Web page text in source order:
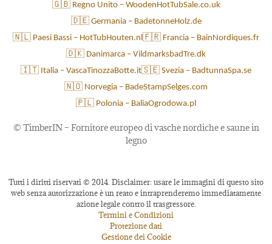
🇬🇧 Regno Unito – WoodenHotTubSale.co.uk
🇩🇪 Germania – BadetonneHolz.de
🇳🇱 Paesi Bassi – HotTubHouten.nl🇫🇷 Francia – BainNordiques.fr
🇩🇰 Danimarca – VildmarksbadTre.dk
🇮🇹 Italia – VascaTinozzaBotte.it🇸🇪 Svezia – BadtunnaSpa.se
🇳🇴 Norvegia – BadeStampSelges.com
🇵🇱 Polonia – BaliaOgrodowa.pl
© TimberIN – Fornitore europeo di vasche nordiche e saune in
legno
Tutti i diritti riservati © 2014. Disclaimer: usare le immagini di questo sito
web senza autorizzazione è un reato e intraprenderemo immediatamente
azione legale contro il trasgressore.
Termini e Condizioni
Protezione dati
Gestione dei Cookie